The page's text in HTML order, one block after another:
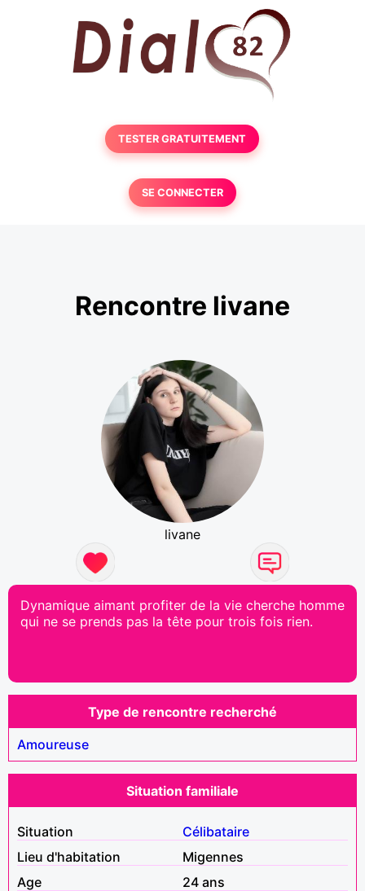
TESTER GRATUITEMENT
SE CONNECTER
Rencontre livane
livane
Dynamique aimant profiter de la vie cherche homme
qui ne se prends pas la tête pour trois fois rien.
Type de rencontre recherché
Amoureuse
Situation familiale
Situation
Célibataire
Lieu d'habitation
Migennes
Age
24 ans